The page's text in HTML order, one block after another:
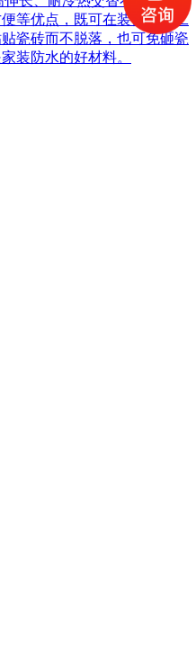
等优点，既可在装修时施工
瓷砖而不脱落，也可免砸瓷
装防水的好材料。